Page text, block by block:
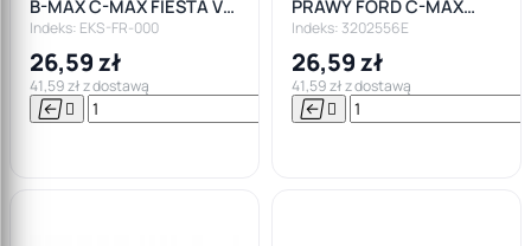
B-MAX C-MAX FIESTA V
VI
Indeks: EKS-FR-000
26,59 zł
41,59 zł z dostawą
  

PRAWY FORD C-MAX
MONDEO III 03-
Indeks: 3202556E
26,59 zł
41,59 zł z dostawą
 